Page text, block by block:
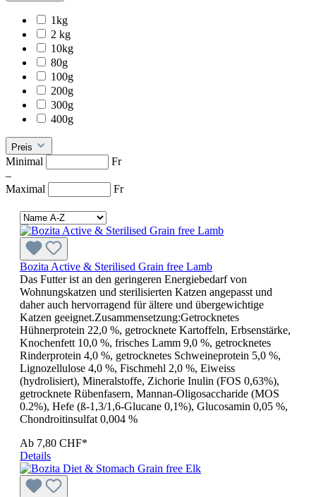
1kg
2 kg
10kg
80g
100g
200g
300g
400g
Preis
Minimal
Fr
–
Maximal
Fr
Bozita Active & Sterilised Grain free Lamb
Das Futter ist an den geringeren Energiebedarf von
Wohnungskatzen und sterilisierten Katzen angepasst und
daher auch hervorragend für ältere und übergewichtige
Katzen geeignet.Zusammensetzung:Getrocknetes
Hühnerprotein 22,0 %, getrocknete Kartoffeln, Erbsenstärke,
Knochenfett 10,0 %, frisches Lamm 9,0 %, getrocknetes
Rinderprotein 4,0 %, getrocknetes Schweineprotein 5,0 %,
Lignozellulose 4,0 %, Fischmehl 2,0 %, Eiweiss
(hydrolisiert), Mineralstoffe, Zichorie Inulin (FOS 0,63%),
getrocknete Rübenfasern, Mannan-Oligosaccharide (MOS
0.2%), Hefe (ß-1,3/1,6-Glucane 0,1%), Glucosamin 0,05 %,
Chondroitinsulfat 0,004 %
Ab 7,80 CHF*
Details